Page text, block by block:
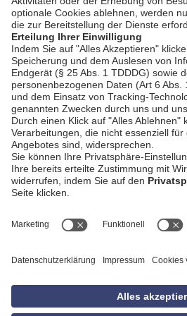
AGB
Datenschutzerklärung
Empfang